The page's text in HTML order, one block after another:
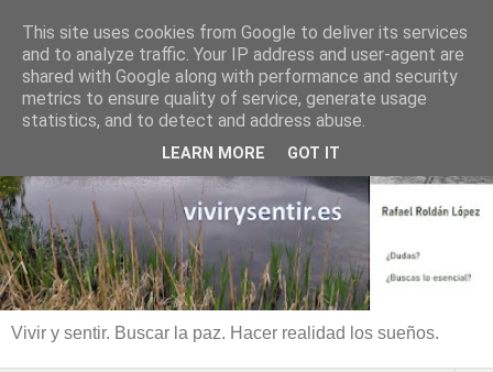
Vivir y sentir. Buscar la paz. Hacer realidad los sueños.
This site uses cookies from Google to deliver its services
and to analyze traffic. Your IP address and user-agent are
shared with Google along with performance and security
metrics to ensure quality of service, generate usage
statistics, and to detect and address abuse.
LEARN MORE GOT IT